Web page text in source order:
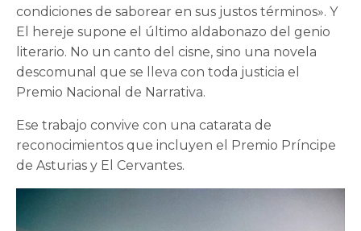
condiciones de saborear en sus justos términos». Y
El hereje supone el último aldabonazo del genio
literario. No un canto del cisne, sino una novela
descomunal que se lleva con toda justicia el
Premio Nacional de Narrativa.
Ese trabajo convive con una catarata de
reconocimientos que incluyen el Premio Príncipe
de Asturias y El Cervantes.